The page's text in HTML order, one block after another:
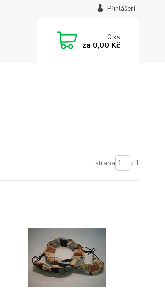
Přihlášení
0ks
za 0,00 Kč
strana z 1